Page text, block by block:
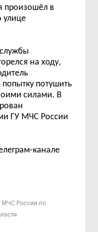
произошёл в
улице
на ходу,
потушить
силами. В
ГУ МЧС России
канале
МЧС России по